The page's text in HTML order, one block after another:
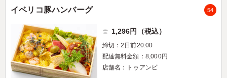
イベリコ豚ハンバーグ 54
1,296円（税込）
締切：2日前20:00
配達無料金額：8,000円
店舗名：トゥアンビ